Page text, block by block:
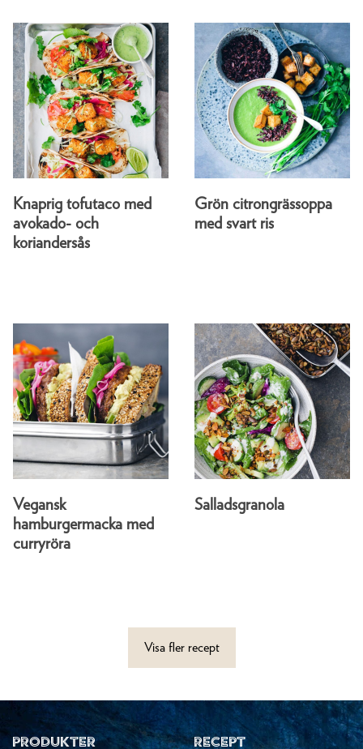
Knaprig tofutaco med
avokado- och
koriandersås
Grön citrongrässoppa
med svart ris
Vegansk
hamburgermacka med
curryröra
Salladsgranola
Visa fler recept
PRODUKTER RECEPT